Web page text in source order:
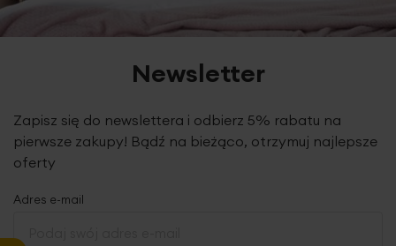
zawieszenie: flex, marszczenie 1:2
gramatura: 47 g/m2
bębnowej, prasowanie do 110 st. C
Produkt jest szyty w naszej pracowni w Polsce.
Newsletter
Zapisz się do newslettera i odbierz 5% rabatu na
pierwsze zakupy! Bądź na bieżąco, otrzymuj najlepsze
oferty
Adres e-mail